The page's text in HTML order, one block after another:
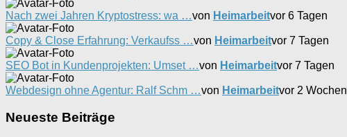
Nach zwei Jahren Kryptostress: wa …von Heimarbeitvor 6 Tagen
Copy & Close Erfahrung: Verkaufss …von Heimarbeitvor 7 Tagen
SEO Bot in Kundenprojekten: Umset …von Heimarbeitvor 7 Tagen
Webdesign ohne Agentur: Ralf Schm …von Heimarbeitvor 2 Wochen
Neueste Beiträge